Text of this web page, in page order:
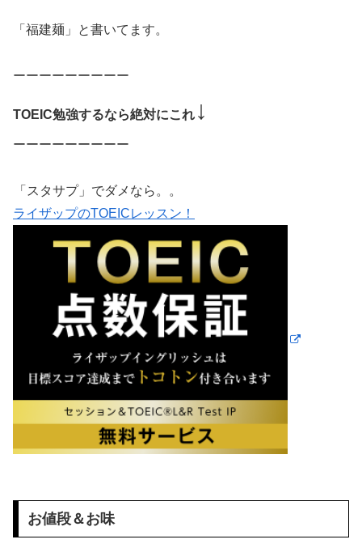
「福建麺」と書いてます。
ーーーーーーーーー
TOEIC勉強するなら絶対にこれ ↓
ーーーーーーーーー
「スタサプ」でダメなら。。
ライザップのTOEICレッスン！
お値段＆お味